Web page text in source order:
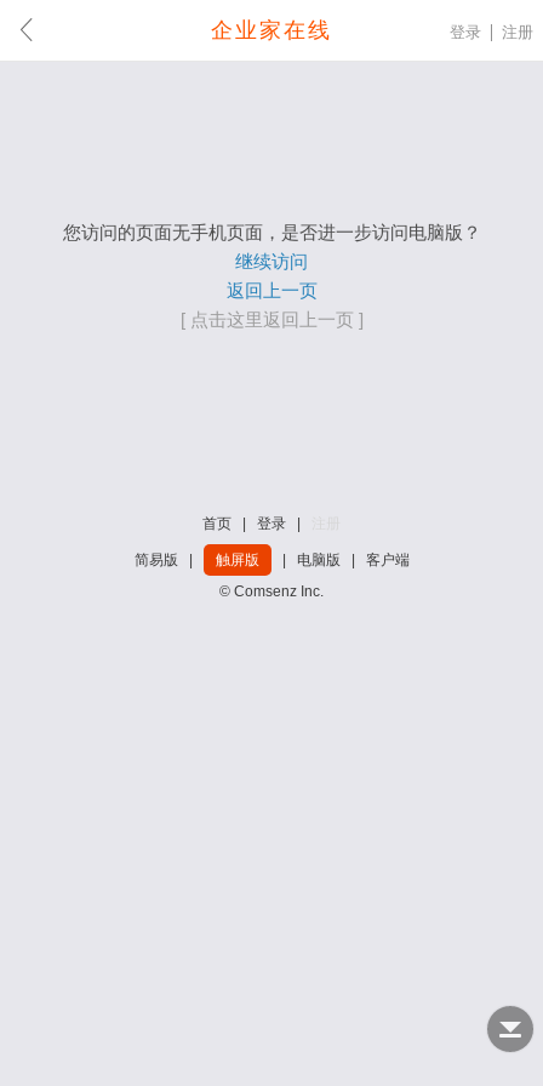
企业家在线 登录 注册
您访问的页面无手机页面，是否进一步访问电脑版？
继续访问
返回上一页
[ 点击这里返回上一页 ]
首页 登录
简易版 触屏版 电脑版
客户端
© Comsenz Inc.